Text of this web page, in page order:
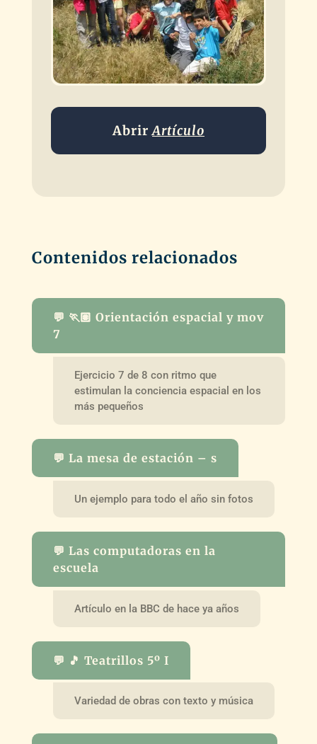
AbrirArtículo
Contenidos relacionados
💬 🏃🏽 Orientación espacial y mov
7
Ejercicio 7 de 8 con ritmo que
estimulan la conciencia espacial en los
más pequeños
💬 La mesa de estación – s
Un ejemplo para todo el año sin fotos
💬 Las computadoras en la
escuela
Artículo en la BBC de hace ya años
💬 🎵 Teatrillos 5º I
Variedad de obras con texto y música